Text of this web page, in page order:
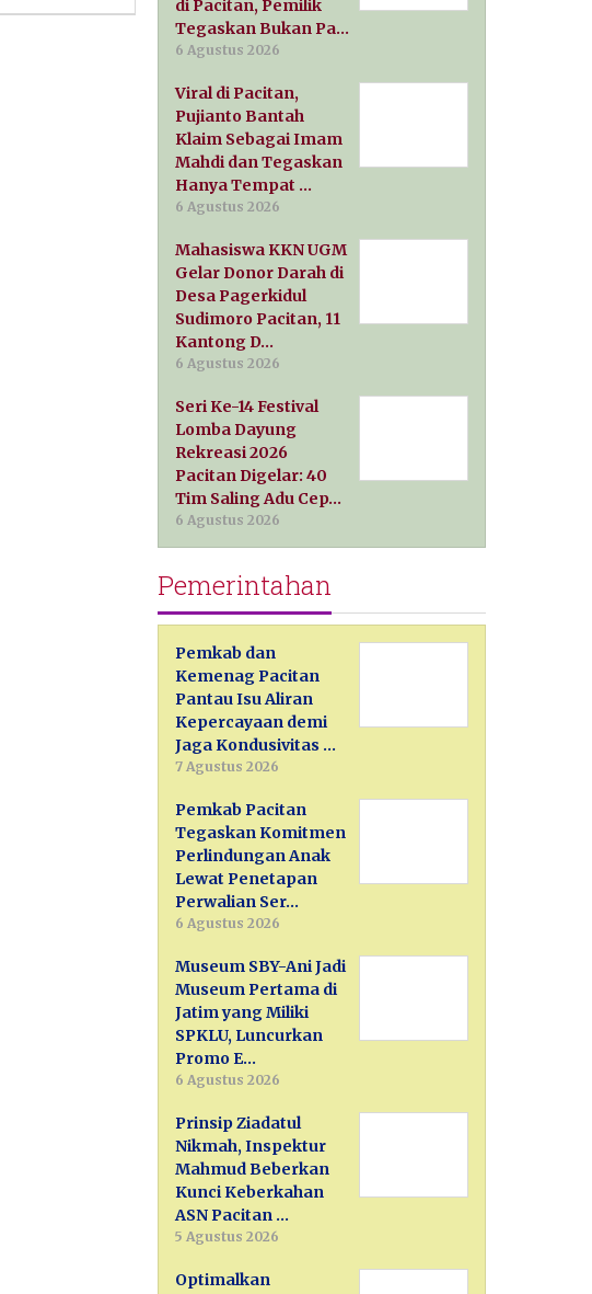
di Pacitan, Pemilik
Tegaskan Bukan Pa…
6 Agustus 2026
Viral di Pacitan,
Pujianto Bantah
Klaim Sebagai Imam
Mahdi dan Tegaskan
Hanya Tempat …
6 Agustus 2026
Mahasiswa KKN UGM
Gelar Donor Darah di
Desa Pagerkidul
Sudimoro Pacitan, 11
Kantong D…
6 Agustus 2026
Seri Ke-14 Festival
Lomba Dayung
Rekreasi 2026
Pacitan Digelar: 40
Tim Saling Adu Cep…
6 Agustus 2026
Pemerintahan
Pemkab dan
Kemenag Pacitan
Pantau Isu Aliran
Kepercayaan demi
Jaga Kondusivitas …
7 Agustus 2026
Pemkab Pacitan
Tegaskan Komitmen
Perlindungan Anak
Lewat Penetapan
Perwalian Ser…
6 Agustus 2026
Museum SBY-Ani Jadi
Museum Pertama di
Jatim yang Miliki
SPKLU, Luncurkan
Promo E…
6 Agustus 2026
Prinsip Ziadatul
Nikmah, Inspektur
Mahmud Beberkan
Kunci Keberkahan
ASN Pacitan …
5 Agustus 2026
Optimalkan